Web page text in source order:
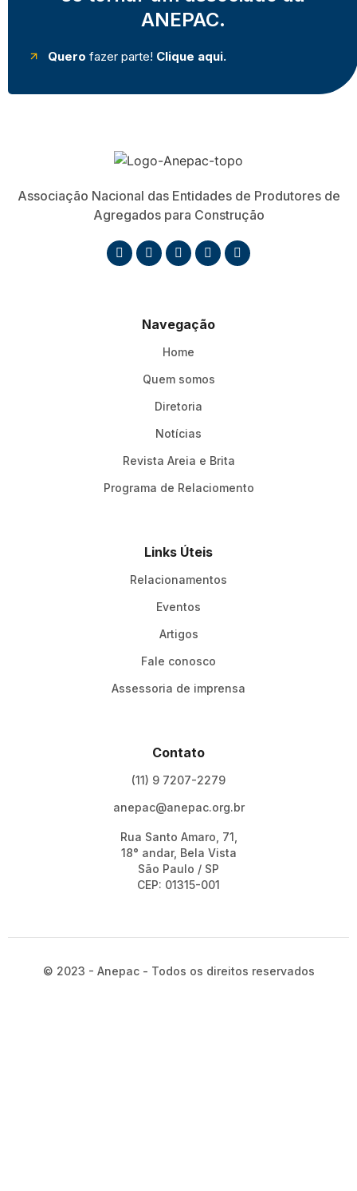
ANEPAC.
Quero fazer parte! Clique aqui.
Associação Nacional das Entidades de Produtores de
Agregados para Construção
Navegação
Home
Quem somos
Diretoria
Notícias
Revista Areia e Brita
Programa de Relaciomento
Links Úteis
Relacionamentos
Eventos
Artigos
Fale conosco
Assessoria de imprensa
Contato
(11) 9 7207-2279
anepac@anepac.org.br
Rua Santo Amaro, 71,
18° andar, Bela Vista
São Paulo / SP
CEP: 01315-001
© 2023 - Anepac - Todos os direitos reservados